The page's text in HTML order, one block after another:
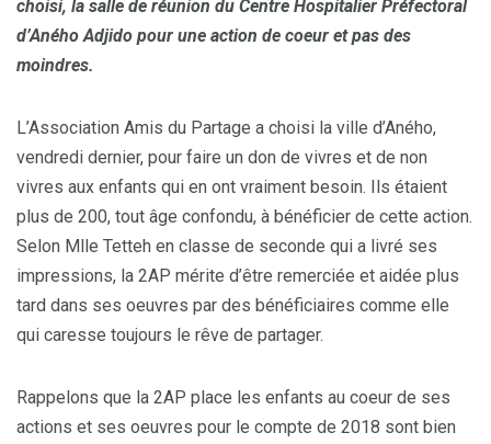
choisi, la salle de réunion du Centre Hospitalier Préfectoral
d’Aného Adjido pour une action de coeur et pas des
moindres.
L’Association Amis du Partage a choisi la ville d’Aného,
vendredi dernier, pour faire un don de vivres et de non
vivres aux enfants qui en ont vraiment besoin. Ils étaient
plus de 200, tout âge confondu, à bénéficier de cette action.
Selon Mlle Tetteh en classe de seconde qui a livré ses
impressions, la 2AP mérite d’être remerciée et aidée plus
tard dans ses oeuvres par des bénéficiaires comme elle
qui caresse toujours le rêve de partager.
Rappelons que la 2AP place les enfants au coeur de ses
actions et ses oeuvres pour le compte de 2018 sont bien